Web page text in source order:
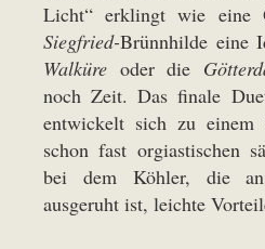
Licht“ erklingt wie eine
Siegfried-Brünnhilde eine
Walküre oder die
noch Zeit. Das finale
entwickelt sich zu einem
schon fast orgiastischen
bei dem Köhler, die
ausgeruht ist, leichte